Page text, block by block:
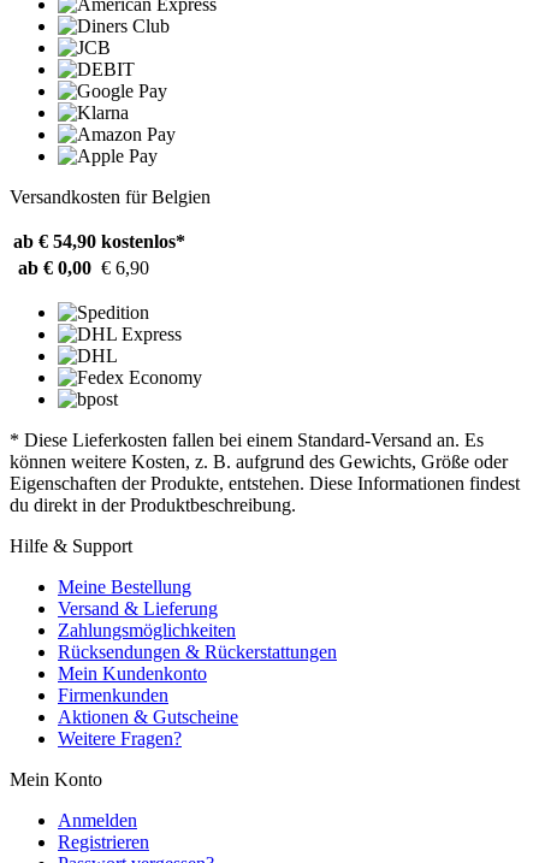
Versandkosten für Belgien
ab € 54,90 kostenlos*
ab € 0,00 € 6,90
* Diese Lieferkosten fallen bei einem Standard-Versand an. Es
können weitere Kosten, z. B. aufgrund des Gewichts, Größe oder
Eigenschaften der Produkte, entstehen. Diese Informationen findest
du direkt in der Produktbeschreibung.
Hilfe & Support
Meine Bestellung
Versand & Lieferung
Zahlungsmöglichkeiten
Rücksendungen & Rückerstattungen
Mein Kundenkonto
Firmenkunden
Aktionen & Gutscheine
Weitere Fragen?
Mein Konto
Anmelden
Registrieren